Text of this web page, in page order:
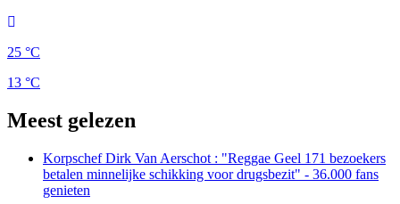
25 °C
13 °C
Meest gelezen
Korpschef Dirk Van Aerschot : "Reggae Geel 171 bezoekers
betalen minnelijke schikking voor drugsbezit" - 36.000 fans
genieten